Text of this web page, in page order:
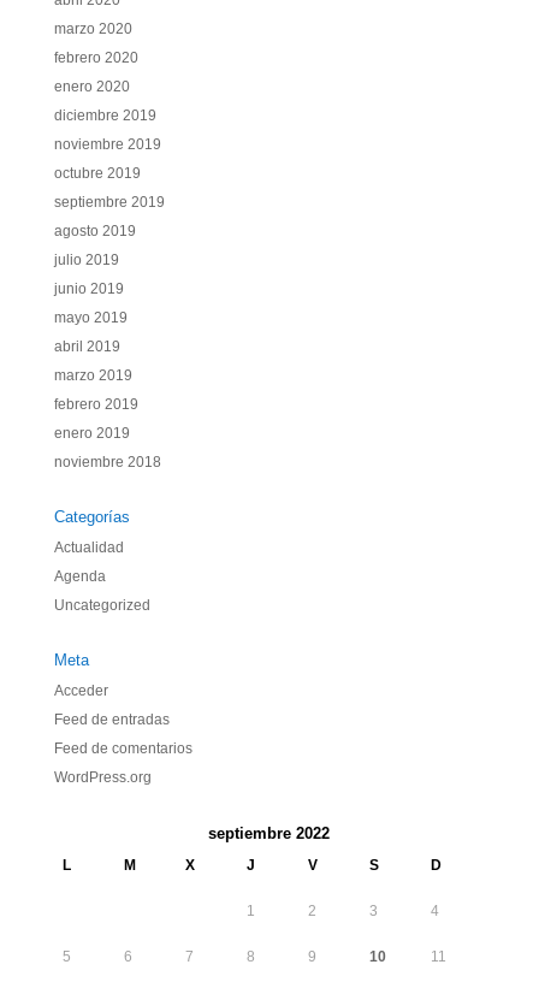
marzo 2020
febrero 2020
enero 2020
diciembre 2019
noviembre 2019
octubre 2019
septiembre 2019
agosto 2019
julio 2019
junio 2019
mayo 2019
abril 2019
marzo 2019
febrero 2019
enero 2019
noviembre 2018
Categorías
Actualidad
Agenda
Uncategorized
Meta
Acceder
Feed de entradas
Feed de comentarios
WordPress.org
septiembre 2022
L M X J V S D
1 2 3 4
5 6 7 8 9 10 11